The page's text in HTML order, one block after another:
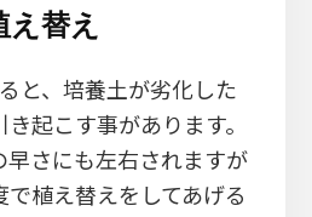
え替え
と、培養土が劣化した
起こす事があります。
早さにも左右されますが
植え替えをしてあげる